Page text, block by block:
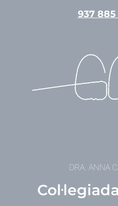
937 885
DRA. ANNA